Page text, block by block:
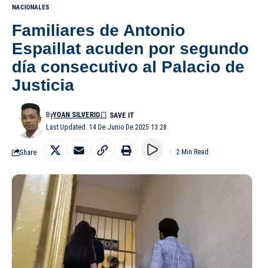
NACIONALES
Familiares de Antonio
Espaillat acuden por segundo
día consecutivo al Palacio de
Justicia
Last Updated: 14 De Junio De 2025 13:28
ByYOAN SILVERIO
Share 2 Min Read